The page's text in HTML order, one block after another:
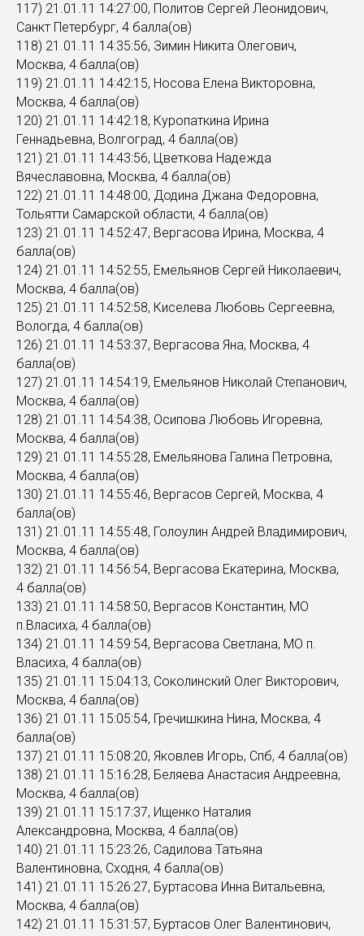
117) 21.01.11 14:27:00, Политов Сергей Леонидович,
Санкт Петербург, 4 балла(ов)
118) 21.01.11 14:35:56, Зимин Никита Олегович,
Москва, 4 балла(ов)
119) 21.01.11 14:42:15, Носова Елена Викторовна,
Москва, 4 балла(ов)
120) 21.01.11 14:42:18, Куропаткина Ирина
Геннадьевна, Волгоград, 4 балла(ов)
121) 21.01.11 14:43:56, Цветкова Надежда
Вячеславовна, Москва, 4 балла(ов)
122) 21.01.11 14:48:00, Додина Джана Федоровна,
Тольятти Самарской области, 4 балла(ов)
123) 21.01.11 14:52:47, Вергасова Ирина, Москва, 4
балла(ов)
124) 21.01.11 14:52:55, Емельянов Сергей Николаевич,
Москва, 4 балла(ов)
125) 21.01.11 14:52:58, Киселева Любовь Сергеевна,
Вологда, 4 балла(ов)
126) 21.01.11 14:53:37, Вергасова Яна, Москва, 4
балла(ов)
127) 21.01.11 14:54:19, Емельянов Николай Степанович,
Москва, 4 балла(ов)
128) 21.01.11 14:54:38, Осипова Любовь Игоревна,
Москва, 4 балла(ов)
129) 21.01.11 14:55:28, Емельянова Галина Петровна,
Москва, 4 балла(ов)
130) 21.01.11 14:55:46, Вергасов Сергей, Москва, 4
балла(ов)
131) 21.01.11 14:55:48, Голоулин Андрей Владимирович,
Москва, 4 балла(ов)
132) 21.01.11 14:56:54, Вергасова Екатерина, Москва,
4 балла(ов)
133) 21.01.11 14:58:50, Вергасов Константин, МО
п.Власиха, 4 балла(ов)
134) 21.01.11 14:59:54, Вергасова Светлана, МО п.
Власиха, 4 балла(ов)
135) 21.01.11 15:04:13, Соколинский Олег Викторович,
Москва, 4 балла(ов)
136) 21.01.11 15:05:54, Гречишкина Нина, Москва, 4
балла(ов)
137) 21.01.11 15:08:20, Яковлев Игорь, Спб, 4 балла(ов)
138) 21.01.11 15:16:28, Беляева Анастасия Андреевна,
Москва, 4 балла(ов)
139) 21.01.11 15:17:37, Ищенко Наталия
Александровна, Москва, 4 балла(ов)
140) 21.01.11 15:23:26, Садилова Татьяна
Валентиновна, Сходня, 4 балла(ов)
141) 21.01.11 15:26:27, Буртасова Инна Витальевна,
Москва, 4 балла(ов)
142) 21.01.11 15:31:57, Буртасов Олег Валентинович,